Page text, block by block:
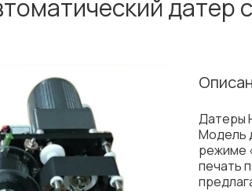
датер
Датеры
Модель
режиме
печать